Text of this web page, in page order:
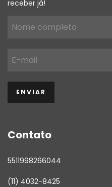
receber já!
Contato
5511998266044
(11) 4032-8425